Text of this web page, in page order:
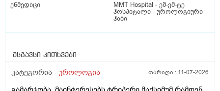
ენმედიცი
MMT Hospital - ემ-ემ-ტე
ჰოსპიტალი - უროლოგიური
ჰაბი
მსგავსი კითხვები
კატეგორია - უროლოგია თარიღი : 11-07-2026